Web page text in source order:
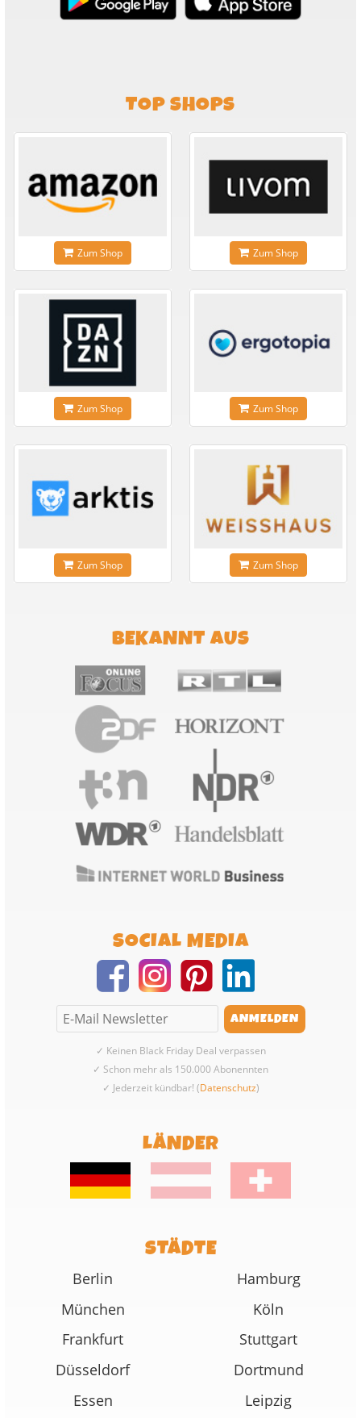
TOP SHOPS
Zum Shop Zum Shop
Zum Shop Zum Shop
Zum Shop Zum Shop
BEKANNT AUS
SOCIAL MEDIA
✓ Keinen Black Friday Deal verpassen
✓ Schon mehr als 150.000 Abonennten
✓ Jederzeit kündbar! (Datenschutz)
LÄNDER
STÄDTE
Berlin
Hamburg
München
Köln
Frankfurt
Stuttgart
Düsseldorf
Dortmund
Essen
Leipzig